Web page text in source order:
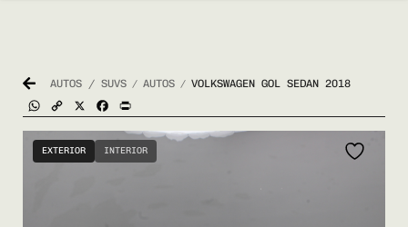
AUTOS / SUVS / AUTOS / VOLKSWAGEN GOL SEDAN 2018
WhatsApp
Copy
Link
Facebook
EXTERIOR INTERIOR